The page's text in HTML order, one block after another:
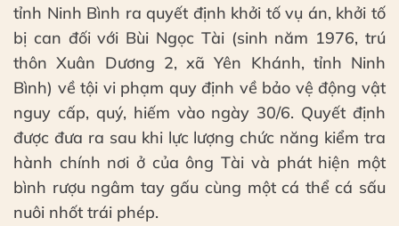
tỉnh Ninh Bình ra quyết định khởi tố vụ án, khởi tố
bị can đối với Bùi Ngọc Tài (sinh năm 1976, trú
thôn Xuân Dương 2, xã Yên Khánh, tỉnh Ninh
Bình) về tội vi phạm quy định về bảo vệ động vật
nguy cấp, quý, hiếm vào ngày 30/6. Quyết định
được đưa ra sau khi lực lượng chức năng kiểm tra
hành chính nơi ở của ông Tài và phát hiện một
bình rượu ngâm tay gấu cùng một cá thể cá sấu
nuôi nhốt trái phép.